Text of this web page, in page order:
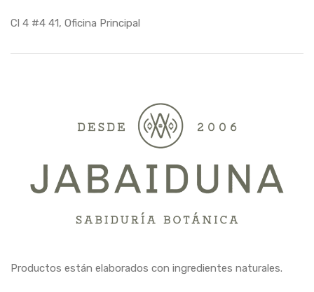
Cl 4 #4 41, Oficina Principal
Productos están elaborados con ingredientes naturales.